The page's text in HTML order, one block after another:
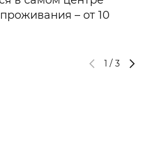
– от 10
1 / 3